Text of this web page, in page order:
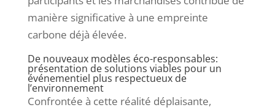
manière significative à une empreinte
carbone déjà élevée.
De nouveaux modèles éco-responsables:
présentation de solutions viables pour un
événementiel plus respectueux de
l’environnement
Confrontée à cette réalité déplaisante,